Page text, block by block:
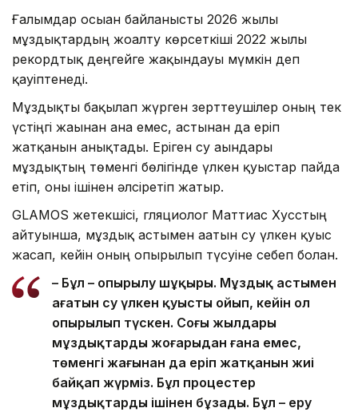
Ғалымдар осыған байланысты 2026 жылы
мұздықтардың жоғалту көрсеткіші 2022 жылғы
рекордтық деңгейге жақындауы мүмкін деп
қауіптенеді.
Мұздықты бақылап жүрген зерттеушілер оның тек
үстіңгі жағынан ғана емес, астынан да еріп
жатқанын анықтады. Еріген су ағындары
мұздықтың төменгі бөлігінде үлкен қуыстар пайда
етіп, оны ішінен әлсіретіп жатыр.
GLAMOS жетекшісі, гляциолог Маттиас Хусстың
айтуынша, мұздық астымен ағатын су үлкен қуыс
жасап, кейін оның опырылып түсуіне себеп болған.
– Бұл – опырылу шұңқыры. Мұздық астымен
ағатын су үлкен қуысты ойып, кейін ол
опырылып түскен. Соңғы жылдары
мұздықтардың жоғарыдан ғана емес,
төменгі жағынан да еріп жатқанын жиі
байқап жүрміз. Бұл процестер
мұздықтарды ішінен бұзады. Бұл – еру